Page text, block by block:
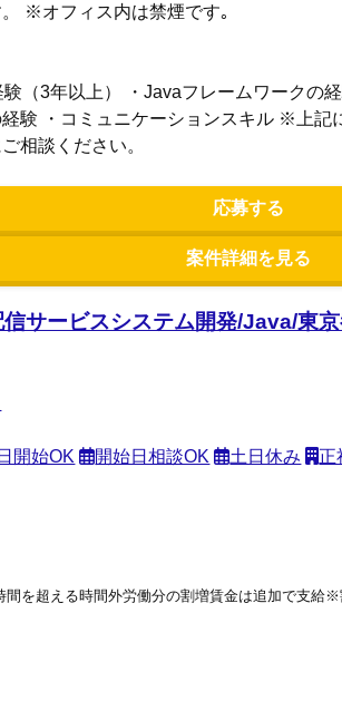
※オフィス内は禁煙です｡
（3年以上） ・Javaフレームワークの
経験 ・コミュニケーションスキル ※上
相談ください。
応募する
案件詳細を見る
サービスシステム開発/Java/東
開始OK 開始日相談OK 土日休み 正
を超える時間外労働分の割増賃金は追加で支